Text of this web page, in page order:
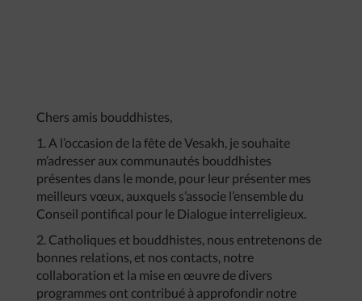
Chers amis bouddhistes,
1. A l’occasion de la fête de Vesakh, je souhaite
m’adresser aux communautés bouddhistes
présentes dans le monde, pour leur présenter mes
meilleurs vœux, auxquels s’associe l’ensemble du
Conseil pontifical pour le Dialogue interreligieux.
2. Catholiques et bouddhistes, nous entretenons de
bonnes relations, et nos contacts, notre
collaboration et la mise en œuvre de divers
programmes ont contribué à approfondir notre